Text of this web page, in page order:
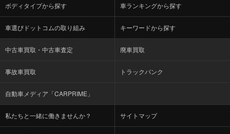
ボディタイプから探す 車ランキングから探す
車選びドットコムの取り組み キーワードから探す
中古車買取・中古車査定 廃車買取
事故車買取 トラックバンク
自動車メディア「CARPRIME」
私たちと一緒に働きませんか？ サイトマップ